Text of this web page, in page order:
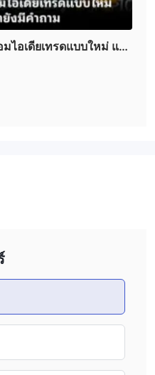
AUTOX4(GM, Ford,
GBPUSD, AUDUSD,
เทรดพอร์ตโฟลิโอที่หลากหลาย
(โมเดล ECN/STP) Versus
ลายประเภท รวมถึงฟอเร็กซ์
Market Depth (DOM) และ
มัติผ่าน MQL5 ในขณะที่การ
ครไนซ์ข้ามอุปกรณ์ช่วยให้การ
ห์ไปจนถึงการดำเนินการ
ไอเดียเทรดแบบใหม่ แต่ใ